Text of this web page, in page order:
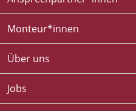
Monteur*innen
Über uns
Jobs